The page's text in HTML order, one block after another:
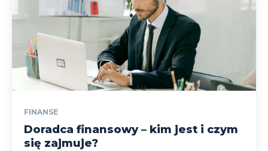
FINANSE
Doradca finansowy – kim jest i czym
się zajmuje?